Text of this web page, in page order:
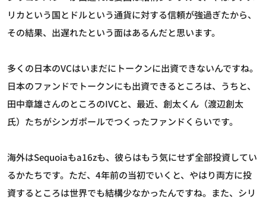
リカという国とドルという通貨に対する信頼が強過ぎたから、
その結果、出遅れたという面はあるんだと思います。
多くの日本のVCはいまだにトークンに出資できないんですね。
日本のファンドでトークンにも出資できるところは、うちと、
田中章雄さんのところのIVCと、最近、創太くん（渡辺創太
氏）たちがシンガポールでつくったファンドくらいです。
海外はSequoiaもa16zも、彼らはもう気にせず全部投資してい
るかたちです。ただ、4年前の当初でいくと、やはり両方に投
資するところは世界でも結構少なかったんですね。また、シリ